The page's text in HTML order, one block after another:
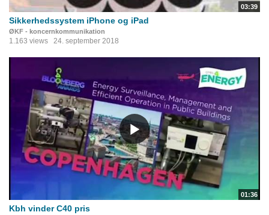
03:39
Sikkerhedssystem iPhone og iPad
ØKF - koncernkommunikation
1.163 views 24. september 2018
01:36
Kbh vinder C40 pris